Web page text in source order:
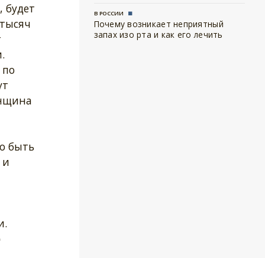
будет
быть
и
В РОССИИ
Почему возникает неприятный
запах изо рта и как его лечить